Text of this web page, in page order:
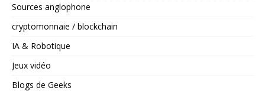
Sources anglophone
cryptomonnaie / blockchain
IA & Robotique
Jeux vidéo
Blogs de Geeks